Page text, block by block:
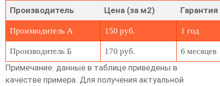
Производитель Цена (за м2) Гарантия
Производитель А 150 руб. 1 год
Производитель Б 170 руб. 6 месяцев
Примечание: данные в таблице приведены в
качестве примера. Для получения актуальной